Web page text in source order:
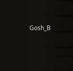
Gosh_B